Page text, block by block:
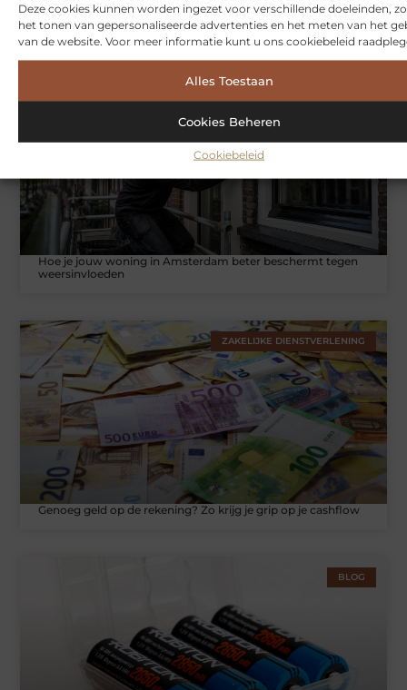
Deze cookies kunnen worden ingezet voor verschillende doeleinden,
het tonen van gepersonaliseerde advertenties en het meten van het
van de website. Voor meer informatie kunt u ons cookiebeleid
Alles Toestaan
Cookies Beheren
Cookiebeleid
Symbiont360: Innovatieve EMS-training in Utrecht voor een
effectieve workout
Hoe je jouw woning in Amsterdam beter beschermt tegen
weersinvloeden
ZAKELIJKE DIENSTVERLENING
Genoeg geld op de rekening? Zo krijg je grip op je cashflow
BLOG